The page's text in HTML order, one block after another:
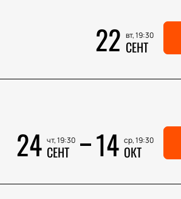
22 вт, 19:30
СЕНТ
24 чт, 19:30
СЕНТ 14 ср, 19:30
ОКТ